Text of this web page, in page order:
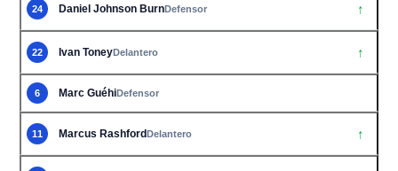
24 Daniel Johnson BurnDefensor ↑
22 Ivan ToneyDelantero ↑
6 Marc GuéhiDefensor
11 Marcus RashfordDelantero ↑